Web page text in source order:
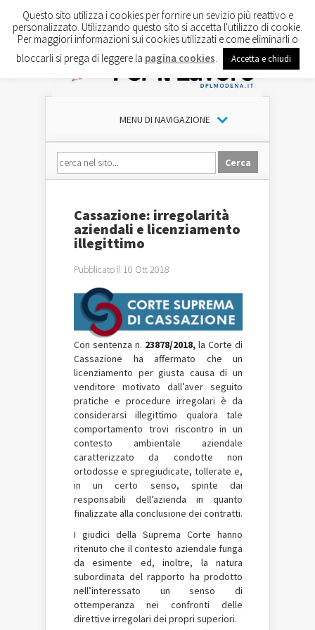
MENU DI NAVIGAZIONE
Cassazione: irregolarità
aziendali e licenziamento
illegittimo
Pubblicato il 10 Ott 2018
Con sentenza n. 23878/2018, la Corte di
Cassazione ha affermato che un
licenziamento per giusta causa di un
venditore motivato dall’aver seguito
pratiche e procedure irregolari è da
considerarsi illegittimo qualora tale
comportamento trovi riscontro in un
contesto ambientale aziendale
caratterizzato da condotte non
ortodosse e spregiudicate, tollerate e,
in un certo senso, spinte dai
responsabili dell’azienda in quanto
finalizzate alla conclusione dei contratti.
I giudici della Suprema Corte hanno
ritenuto che il contesto aziendale funga
da esimente ed, inoltre, la natura
subordinata del rapporto ha prodotto
nell’interessato un senso di
ottemperanza nei confronti delle
direttive irregolari dei propri superiori.
Questo sito utilizza i cookies per fornire un sevizio più reattivo e
personalizzato. Utilizzando questo sito si accetta l'utilizzo di cookie.
Per maggiori informazioni sui cookies utilizzati e come eliminarli o
bloccarli si prega di leggere la pagina cookies Accetta e chiudi